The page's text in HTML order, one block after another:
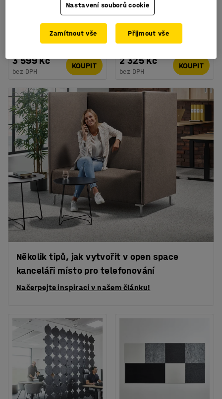
Akustický panel
SATELLITE, stropní, Ø
600 mm, bal. 3 ks, bílá
Číslo výrobku:138633
3 599 Kč
bez DPH
KOUPIT
Akustický panel
SATELLITE, stropní, Ø
780 mm, bílá
Číslo výrobku:138643
2 325 Kč
bez DPH
KOUPIT
Několik tipů, jak vytvořit v open space
kanceláři místo pro telefonování
Načerpejte inspiraci v našem článku!
Nastavení souborů cookie
Zamítnout vše Přijmout vše